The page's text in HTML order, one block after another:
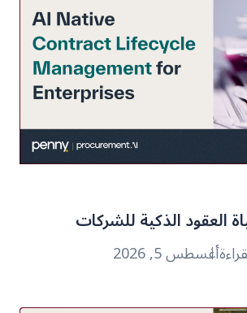
العقود الذكية للشركات
أغسطس 5, 2026